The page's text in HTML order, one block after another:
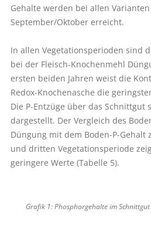
Gehalte werden bei allen
September/Oktober erreicht.
In allen Vegetationsperioden sind
bei der Fleisch-Knochenmehl
ersten beiden Jahren weist die
Redox-Knochenasche die
Die P-Entzüge über das Schnittgut
dargestellt. Der Vergleich des
Düngung mit dem Boden-P-Gehalt
und dritten Vegetationsperiode
geringere Werte (Tabelle 5).
Grafik 1: Phosphorgehalte im